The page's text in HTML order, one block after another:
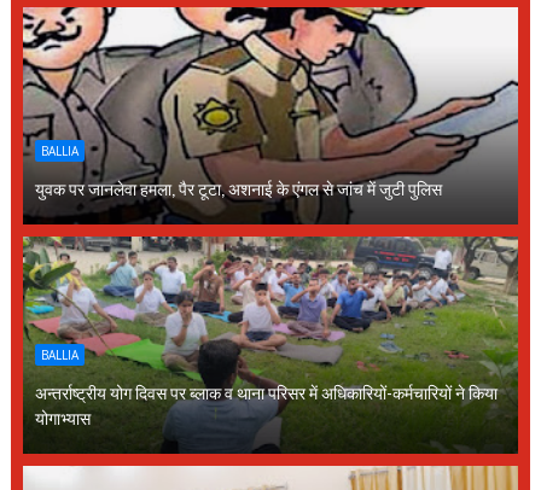
BALLIA
युवक पर जानलेवा हमला, पैर टूटा, अशनाई के एंगल से जांच में जुटी पुलिस
BALLIA
अन्तर्राष्ट्रीय योग दिवस पर ब्लाक व थाना परिसर में अधिकारियों-कर्मचारियों ने किया
योगाभ्यास